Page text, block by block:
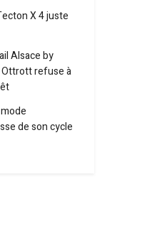
X 4 juste
Alsace by
Ottrott refuse à
de son cycle